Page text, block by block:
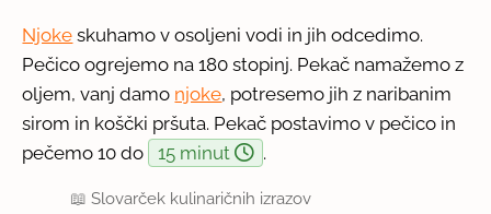
Njoke skuhamo v osoljeni vodi in jih odcedimo.
Pečico ogrejemo na 180 stopinj. Pekač namažemo z
oljem, vanj damo njoke, potresemo jih z naribanim
sirom in koščki pršuta. Pekač postavimo v pečico in
pečemo 10 do
15 minut .
📖Slovarček kulinaričnih izrazov